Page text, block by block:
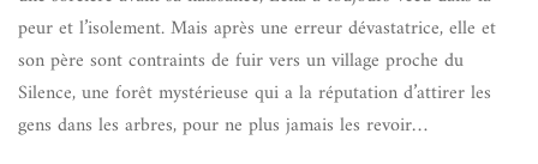
peur et l’isolement. Mais après une erreur dévastatrice, elle et
son père sont contraints de fuir vers un village proche du
Silence, une forêt mystérieuse qui a la réputation d’attirer les
gens dans les arbres, pour ne plus jamais les revoir…